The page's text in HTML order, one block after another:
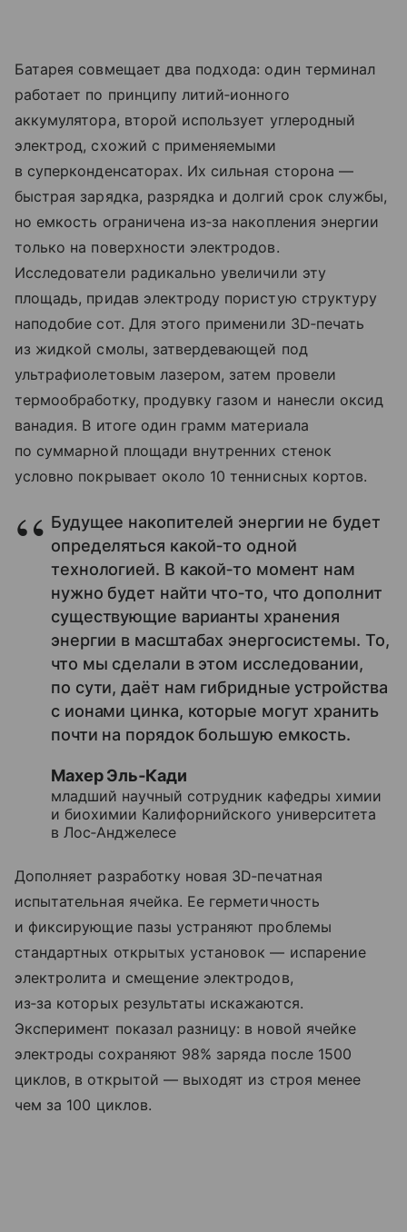
Батарея совмещает два подхода: один терминал
работает по принципу литий‑ионного
аккумулятора, второй использует углеродный
электрод, схожий с применяемыми
в суперконденсаторах. Их сильная сторона —
быстрая зарядка, разрядка и долгий срок службы,
но емкость ограничена из‑за накопления энергии
только на поверхности электродов.
Исследователи радикально увеличили эту
площадь, придав электроду пористую структуру
наподобие сот. Для этого применили 3D‑печать
из жидкой смолы, затвердевающей под
ультрафиолетовым лазером, затем провели
термообработку, продувку газом и нанесли оксид
ванадия. В итоге один грамм материала
по суммарной площади внутренних стенок
условно покрывает около 10 теннисных кортов.
Будущее накопителей энергии не будет
определяться какой‑то одной
технологией. В какой‑то момент нам
нужно будет найти что‑то, что дополнит
существующие варианты хранения
энергии в масштабах энергосистемы. То,
что мы сделали в этом исследовании,
по сути, даёт нам гибридные устройства
с ионами цинка, которые могут хранить
почти на порядок большую емкость.
Махер Эль‑Кади
младший научный сотрудник кафедры химии
и биохимии Калифорнийского университета
в Лос‑Анджелесе
Дополняет разработку новая 3D‑печатная
испытательная ячейка. Ее герметичность
и фиксирующие пазы устраняют проблемы
стандартных открытых установок — испарение
электролита и смещение электродов,
из‑за которых результаты искажаются.
Эксперимент показал разницу: в новой ячейке
электроды сохраняют 98% заряда после 1500
циклов, в открытой — выходят из строя менее
чем за 100 циклов.